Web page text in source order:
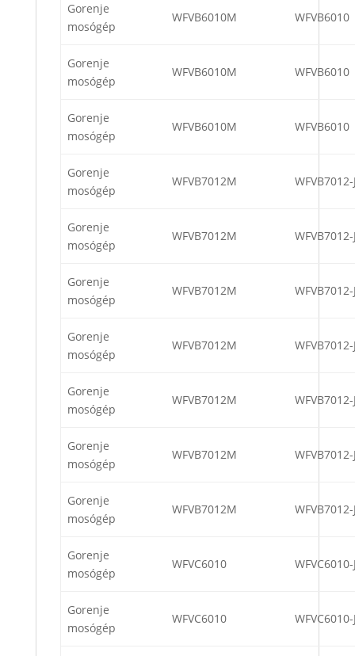
Gorenje
mosógép
WFVB6010M WFVB6010
Gorenje
mosógép
WFVB6010M WFVB6010
Gorenje
mosógép
WFVB6010M WFVB6010
Gorenje
mosógép
WFVB7012M
Gorenje
mosógép
WFVB7012M
Gorenje
mosógép
WFVB7012M
Gorenje
mosógép
WFVB7012M
Gorenje
mosógép
WFVB7012M
Gorenje
mosógép
WFVB7012M
Gorenje
mosógép
WFVB7012M
Gorenje
mosógép
WFVC6010
Gorenje
mosógép
WFVC6010